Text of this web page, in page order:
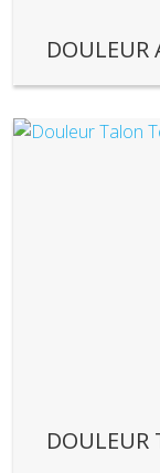
DOULEUR
DOULEUR